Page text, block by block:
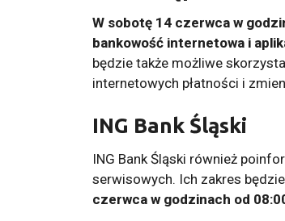
W sobotę 14 czerwca w
bankowość internetowa i
będzie także możliwe
internetowych płatności i
ING Bank Śląski
ING Bank Śląski również
serwisowych. Ich zakres
czerwca w godzinach od